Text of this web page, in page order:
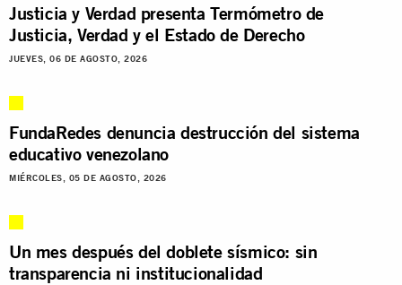
Justicia y Verdad presenta Termómetro de
Justicia, Verdad y el Estado de Derecho
JUEVES, 06 DE AGOSTO, 2026
FundaRedes denuncia destrucción del sistema
educativo venezolano
MIÉRCOLES, 05 DE AGOSTO, 2026
Un mes después del doblete sísmico: sin
transparencia ni institucionalidad